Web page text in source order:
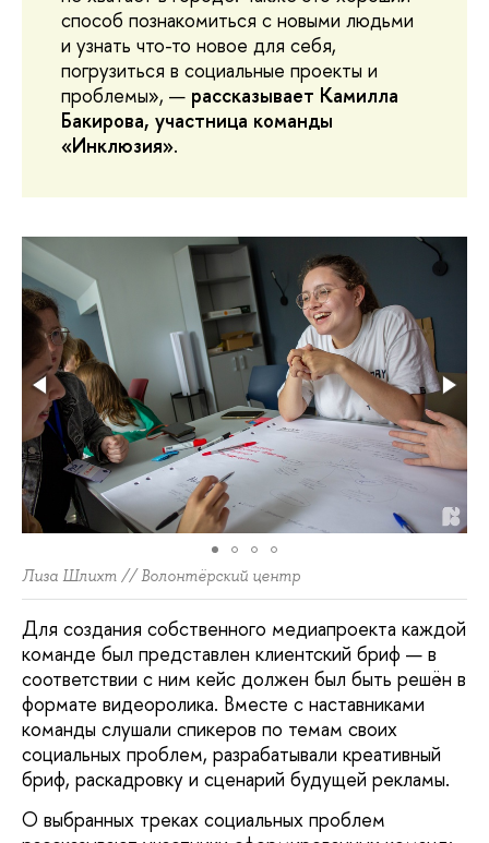
способ познакомиться с новыми людьми
и узнать что-то новое для себя,
погрузиться в социальные проекты и
проблемы», — рассказывает Камилла
Бакирова, участница команды
«Инклюзия».
Лиза Шлихт // Волонтёрский центр
Для создания собственного медиапроекта каждой
команде был представлен клиентский бриф — в
соответствии с ним кейс должен был быть решён в
формате видеоролика. Вместе с наставниками
команды слушали спикеров по темам своих
социальных проблем, разрабатывали креативный
бриф, раскадровку и сценарий будущей рекламы.
О выбранных треках социальных проблем